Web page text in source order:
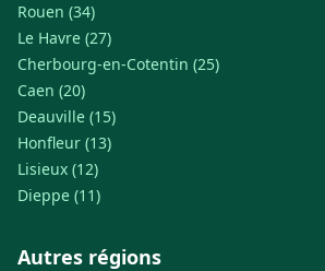
Rouen (34)
Le Havre (27)
Cherbourg-en-Cotentin (25)
Caen (20)
Deauville (15)
Honfleur (13)
Lisieux (12)
Dieppe (11)
Autres régions